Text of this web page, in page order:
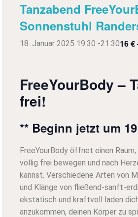
Tanzabend
Sonnenstuhl
18. Januar 2025 19:30 -21:3016 €
FreeYourBody –
frei!
** Beginn jetzt um
FreeYourBody öffnet einen
völlig frei bewegen und nach
kannst. Verschiedene Arten von
und Klänge von fließend-sanft-
ekstatisch und kraftvoll laden
anzukommen, deinen Körper zu